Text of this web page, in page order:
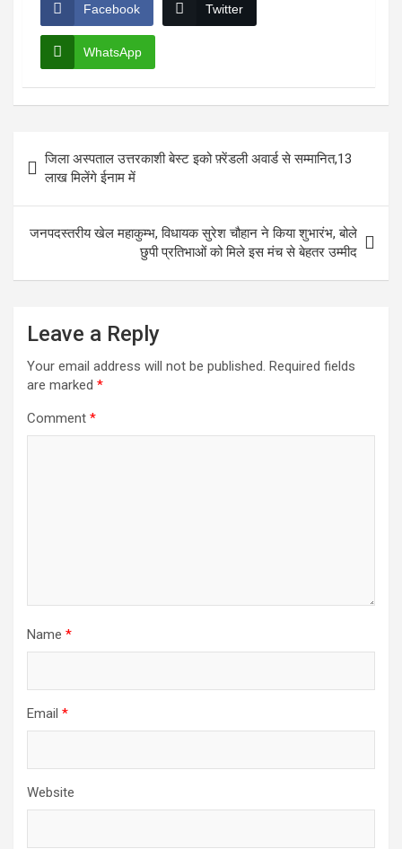
Facebook Twitter
WhatsApp
navigation
जिला अस्पताल उत्तरकाशी बेस्ट इको फ़्रेंडली अवार्ड से सम्मानित,13
लाख मिलेंगे ईनाम में
जनपदस्तरीय खेल महाकुम्भ, विधायक सुरेश चौहान ने किया शुभारंभ, बोले
छुपी प्रतिभाओं को मिले इस मंच से बेहतर उम्मीद
Leave a Reply
Your email address will not be published. Required fields
are marked *
Comment *
Name *
Email *
Website